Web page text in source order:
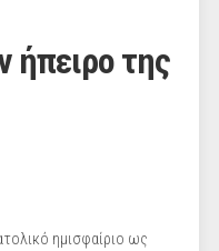
ήπειρο της
ημισφαίριο ως